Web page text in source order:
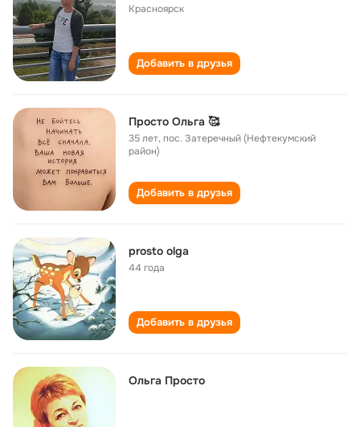
Красноярск
Добавить в друзья
Просто Ольга 🥰
35 лет,пос. Затеречный (Нефтекумский
район)
Добавить в друзья
prosto olga
44 года
Добавить в друзья
Ольга Просто